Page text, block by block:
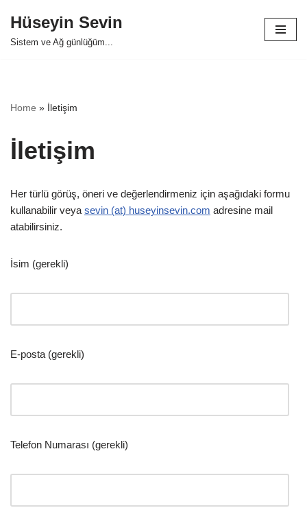
Skip
Hüseyin Sevin
Sistem ve Ağ günlüğüm...
Home » İletişim
İletişim
Her türlü görüş, öneri ve değerlendirmeniz için aşağıdaki formu
kullanabilir veya sevin (at) huseyinsevin.com adresine mail
atabilirsiniz.
İsim (gerekli)
E-posta (gerekli)
Telefon Numarası (gerekli)